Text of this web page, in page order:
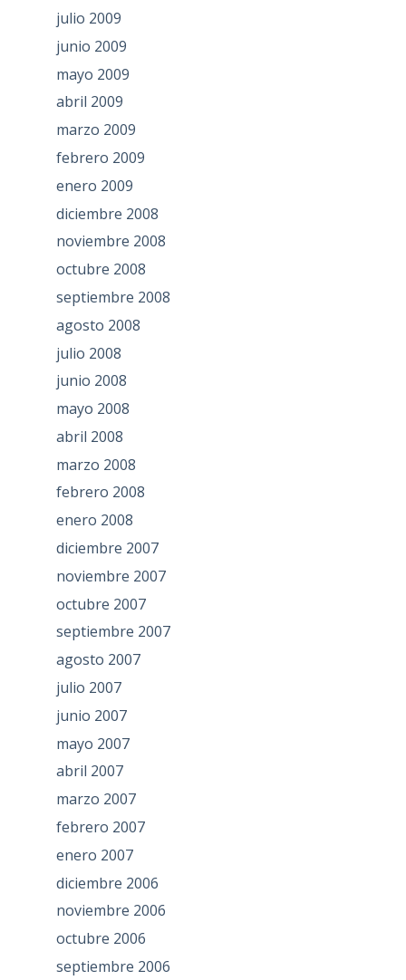
julio 2009
junio 2009
mayo 2009
abril 2009
marzo 2009
febrero 2009
enero 2009
diciembre 2008
noviembre 2008
octubre 2008
septiembre 2008
agosto 2008
julio 2008
junio 2008
mayo 2008
abril 2008
marzo 2008
febrero 2008
enero 2008
diciembre 2007
noviembre 2007
octubre 2007
septiembre 2007
agosto 2007
julio 2007
junio 2007
mayo 2007
abril 2007
marzo 2007
febrero 2007
enero 2007
diciembre 2006
noviembre 2006
octubre 2006
septiembre 2006